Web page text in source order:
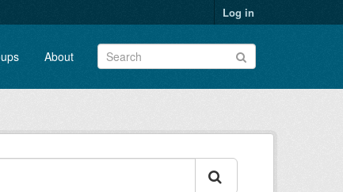
Log in
About